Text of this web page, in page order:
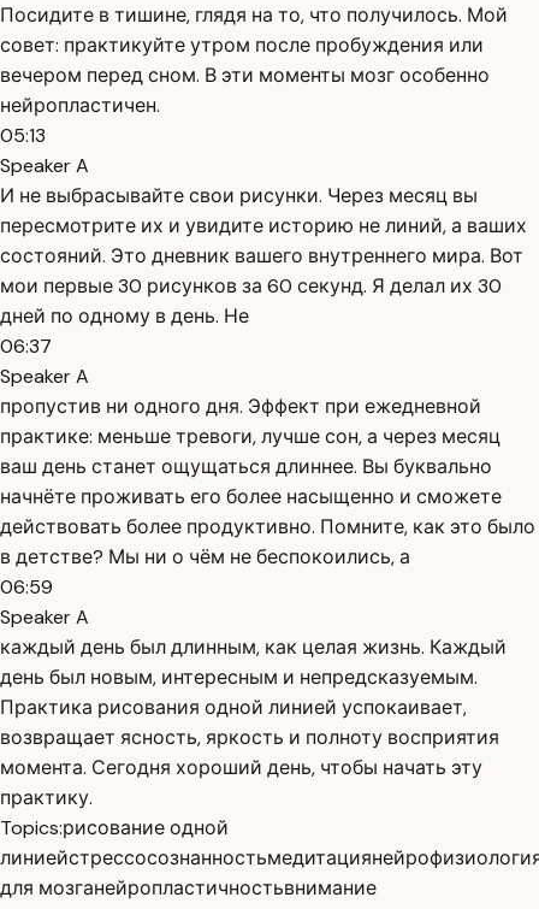
Посидите в тишине, глядя на то, что получилось. Мой
совет: практикуйте утром после пробуждения или
вечером перед сном. В эти моменты мозг особенно
нейропластичен.
05:13
Speaker A
И не выбрасывайте свои рисунки. Через месяц вы
пересмотрите их и увидите историю не линий, а ваших
состояний. Это дневник вашего внутреннего мира. Вот
мои первые 30 рисунков за 60 секунд. Я делал их 30
дней по одному в день. Не
06:37
Speaker A
пропустив ни одного дня. Эффект при ежедневной
практике: меньше тревоги, лучше сон, а через месяц
ваш день станет ощущаться длиннее. Вы буквально
начнёте проживать его более насыщенно и сможете
действовать более продуктивно. Помните, как это было
в детстве? Мы ни о чём не беспокоились, а
06:59
Speaker A
каждый день был длинным, как целая жизнь. Каждый
день был новым, интересным и непредсказуемым.
Практика рисования одной линией успокаивает,
возвращает ясность, яркость и полноту восприятия
момента. Сегодня хороший день, чтобы начать эту
практику.
Topics:рисование одной
линиейстрессосознанностьмедитация
для мозганейропластичностьвнимание